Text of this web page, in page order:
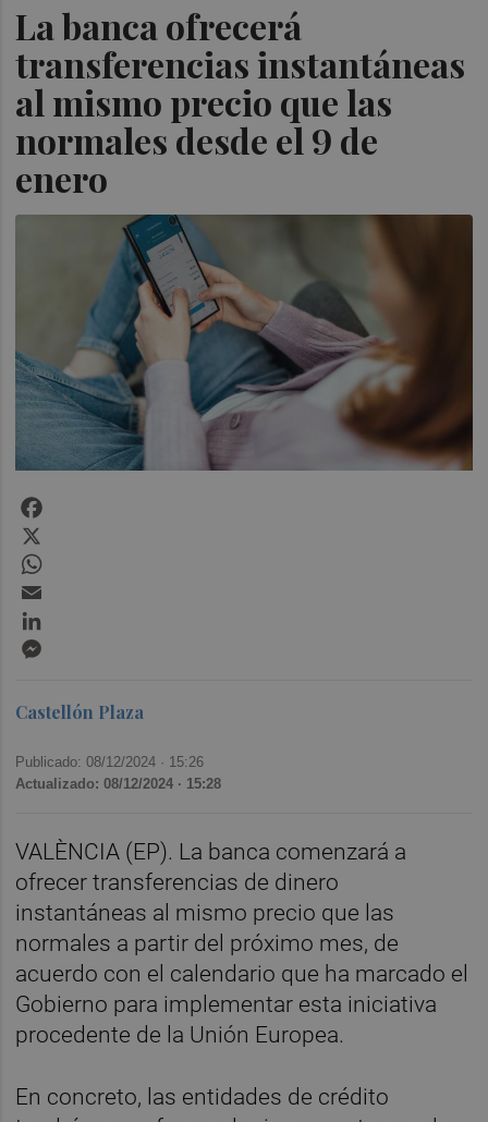
La banca ofrecerá
transferencias instantáneas
al mismo precio que las
normales desde el 9 de
enero
Castellón Plaza
Publicado: 08/12/2024 · 15:26
Actualizado: 08/12/2024 · 15:28
VALÈNCIA (EP). La banca comenzará a
ofrecer transferencias de dinero
instantáneas al mismo precio que las
normales a partir del próximo mes, de
acuerdo con el calendario que ha marcado el
Gobierno para implementar esta iniciativa
procedente de la Unión Europea.
En concreto, las entidades de crédito